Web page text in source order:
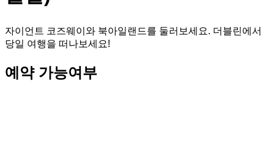
자이언트 코즈웨이와 북아일랜드를 둘러보세요. 더블린에서
당일 여행을 떠나보세요!
예약 가능여부